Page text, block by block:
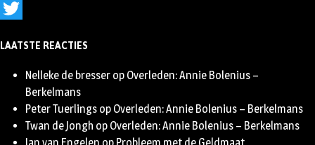
Instagram
LAATSTE REACTIES
Nelleke de bresser op Overleden: Annie Bolenius –
Berkelmans
Peter Tuerlings op Overleden: Annie Bolenius – Berkelmans
Twan de Jongh op Overleden: Annie Bolenius – Berkelmans